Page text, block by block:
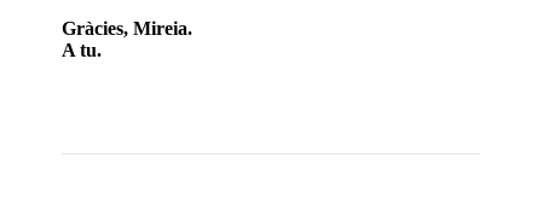
Gràcies, Mireia.
A tu.